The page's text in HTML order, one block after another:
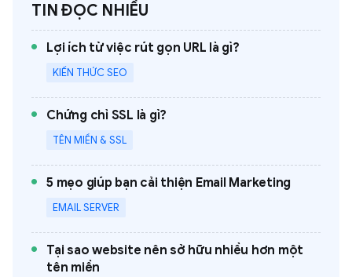
TIN ĐỌC NHIỀU
Lợi ích từ việc rút gọn URL là gì?
KIẾN THỨC SEO
Chứng chỉ SSL là gì?
TÊN MIỀN & SSL
5 mẹo giúp bạn cải thiện Email Marketing
EMAIL SERVER
Tại sao website nên sở hữu nhiều hơn một
tên miền